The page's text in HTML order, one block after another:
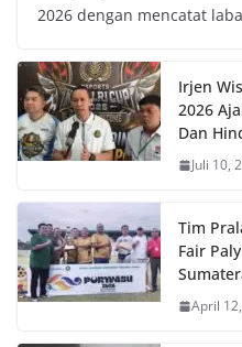
2026 dengan mencatat
Irjen
2026
Dan
Juli 10,
Tim
Fair
April